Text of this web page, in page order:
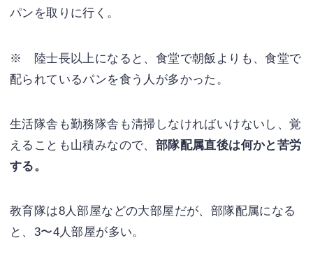
パンを取りに行く。
※ 陸士長以上になると、食堂で朝飯よりも、食堂で
配られているパンを食う人が多かった。
生活隊舎も勤務隊舎も清掃しなければいけないし、覚
えることも山積みなので、 部隊配属直後は何かと苦労
する。
教育隊は8人部屋などの大部屋だが、部隊配属になる
と、3〜4人部屋が多い。